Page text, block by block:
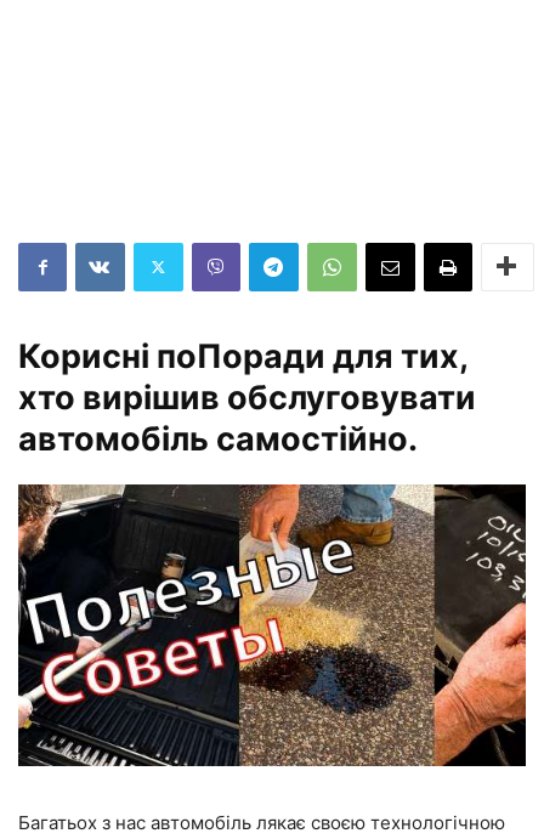
Корисні поПоради для тих,
хто вирішив обслуговувати
автомобіль самостійно.
Багатьох з нас автомобіль лякає своєю технологічною